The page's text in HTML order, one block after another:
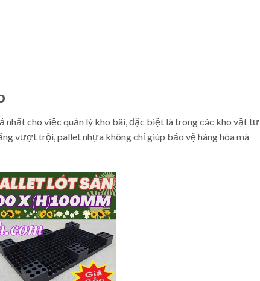
nhất cho việc quản lý kho bãi, đặc biệt là trong các kho vật tư
vượt trội, pallet nhựa không chỉ giúp bảo vệ hàng hóa mà